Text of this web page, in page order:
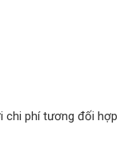
chi phí tương đối hợp